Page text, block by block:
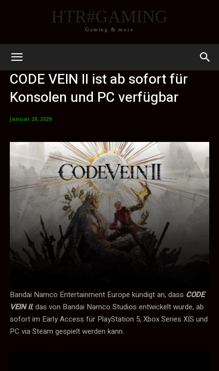
HTR#GAMING
Gaming & more
CODE VEIN II ist ab sofort für
Konsolen und PC verfügbar
Januar 28, 2026
Bandai Namco Entertainment Europe kündigt an, dass CODE
VEIN II, das von Bandai Namco Studios entwickelt wurde, ab
sofort im Early Access für PlayStation 5, Xbox Series X|S und
PC via Steam gespielt werden kann.